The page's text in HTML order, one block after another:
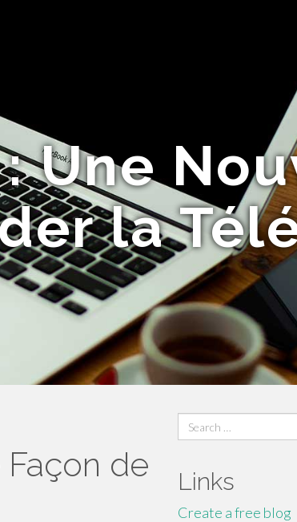
Une
la
de
Search
for:
Links
Create a free blog